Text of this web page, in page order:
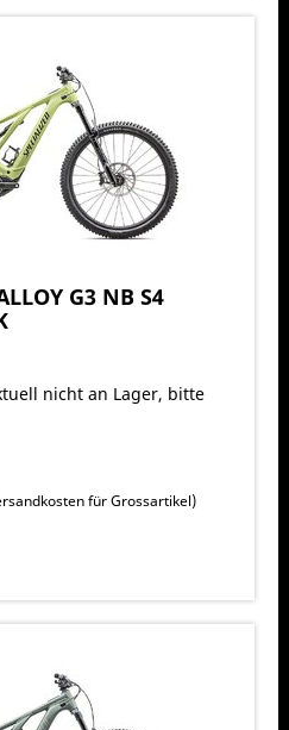
G3 NB S4
nicht an Lager, bitte
für Grossartikel)